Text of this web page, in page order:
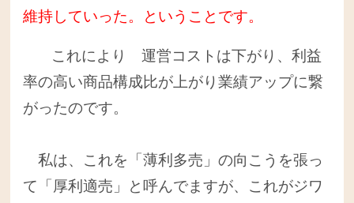
維持していった。ということです。
これにより 運営コストは下がり、利益
率の高い商品構成比が上がり業績アップに繋
がったのです。
私は、これを「薄利多売」の向こうを張っ
て「厚利適売」と呼んでますが、これがジワ